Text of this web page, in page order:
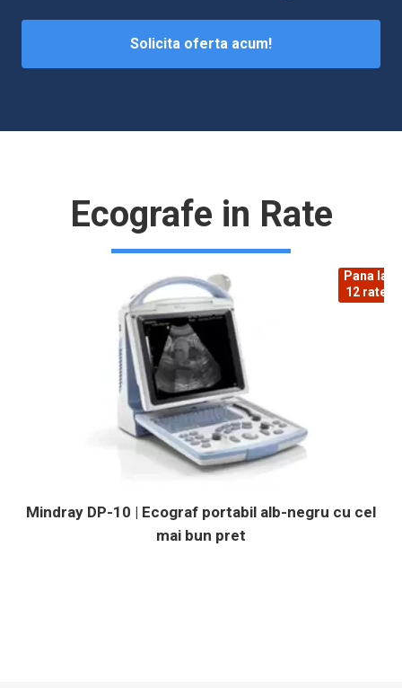
Solicita oferta acum!
Ecografe in Rate
Pana la
12 rate
Mindray DP-10 | Ecograf portabil alb-negru cu cel
mai bun pret